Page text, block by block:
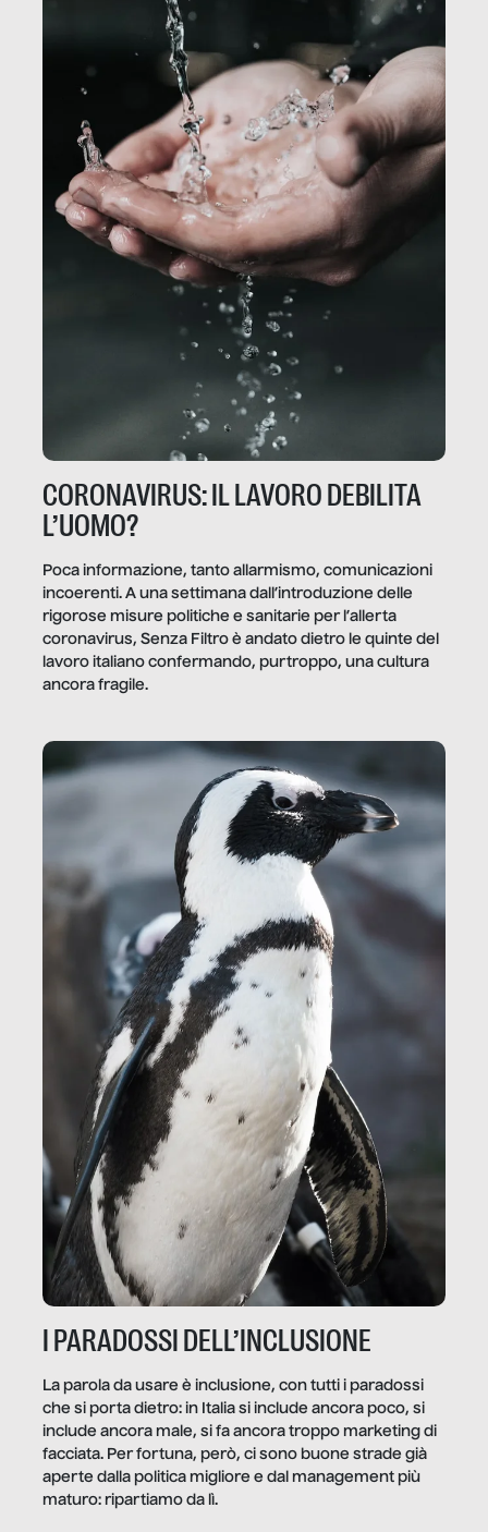
CORONAVIRUS: IL LAVORO DEBILITA
L’UOMO?
Poca informazione, tanto allarmismo, comunicazioni
incoerenti. A una settimana dall’introduzione delle
rigorose misure politiche e sanitarie per l’allerta
coronavirus, Senza Filtro è andato dietro le quinte del
lavoro italiano confermando, purtroppo, una cultura
ancora fragile.
I PARADOSSI DELL’INCLUSIONE
La parola da usare è inclusione, con tutti i paradossi
che si porta dietro: in Italia si include ancora poco, si
include ancora male, si fa ancora troppo marketing di
facciata. Per fortuna, però, ci sono buone strade già
aperte dalla politica migliore e dal management più
maturo: ripartiamo da lì.